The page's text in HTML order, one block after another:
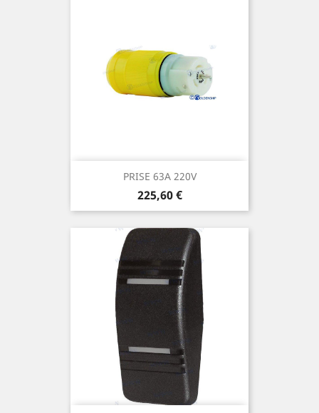
PRISE 63A 220V
Prix
225,60 €